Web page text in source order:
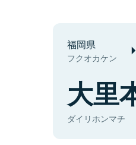
福岡県
フクオカケン
大里
ダイリホンマチ